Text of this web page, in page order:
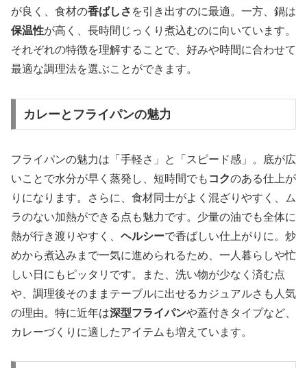
が良く、食材の香ばしさ を引き出すのに最適。一方、鍋は
保温性が高く、長時間じっくり煮込むのに向いています。
それぞれの特徴を理解することで、好みや時間に合わせて
最適な調理法を選ぶことができます。
カレーとフライパンの魅力
フライパンの魅力は「手軽さ」と「スピード感」。底が広
いことで水分が早く蒸発し、短時間でも コクのある仕上が
りになります。さらに、食材同士がよく混ざりやすく、ム
ラのない加熱ができる点も魅力です。少量の油でも全体に
熱が行き渡りやすく、 ヘルシーで香ばしい仕上がりに。炒
めから煮込みまで一気に進められるため、一人暮らしや忙
しい日にもピッタリです。また、洗い物が少なく済む点
や、調理後そのままテーブルに出せるカジュアルさも人気
の理由。特に近年は深型フライパンや蓋付きタイプなど、
カレーづくりに適したアイテムも増えています。